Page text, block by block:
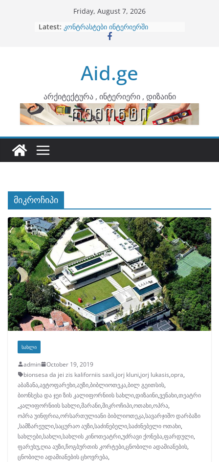
Friday, August 7, 2026
Latest: ბინების გაერთიანება
კონტრასტები ინტერიერში
ინტერიერის დიზიანი
არტემიდი წარმოგიდგენთ
Aid.ge
არქიტექტურა , ინტერიერი , დიზაინი
მიკროჩიპი
ᲡᲐᲮᲚᲘ
admin
October 19, 2019
bionsesa da jei zis kaliforniis saxli,jorj kluni,jorj lukasis,opra,
აბაზანა,ავტოფარეხი,აუზი,ბიბლიოთეკა,ბილ გეითსის,
ბიონსესა და ჯეი ზის კალიფორნიის სახლი,დიზაინი,ვენახი,თეატრი
,კალიფორნიის სახლი,მარანი,მიკროჩიპი,ოთახი,ოპრა,
ოპრა უინფრია,ორსართულიანი ბიბლიოთეკა,სავარჯიშო დარბაზი
,სამზარეული,საცურაო აუზი,საძინებელი,საძინებელი ოთახი,
სახლები,სახლი,სახლის კინოთეატრი,უძრავი ქონება,ფარდული,
ფარეხუ,ღია აუზი,ჩოგბურთის კორტები,ცნობილი ადამიანების,
ცნობილი ადამიანების ცხოვრება,